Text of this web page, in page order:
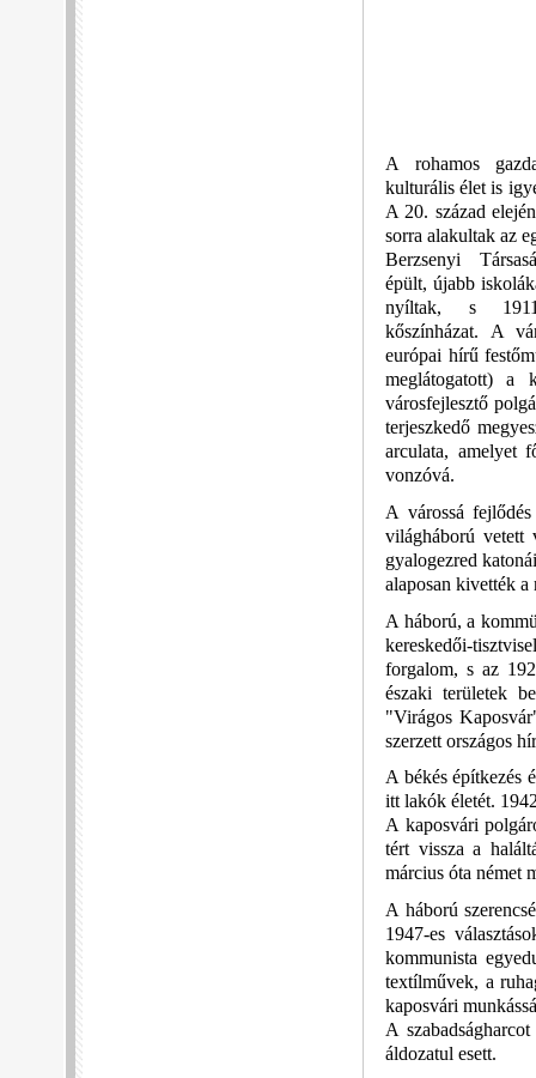
A rohamos
kulturális élet is
A 20. század
sorra alakultak az
Berzsenyi
épült, újabb
nyíltak, s
kőszínházat. A
európai hírű
meglátogatott) a
városfejlesztő
terjeszkedő
arculata, amelyet
vonzóvá.
A várossá
világháború
gyalogezred
alaposan kivették a
A háború, a
kereskedői-
forgalom, s az
északi területek
"Virágos
szerzett országos
A békés építkezés
itt lakók életét.
A kaposvári
tért vissza a
március óta német
A háború
1947-es
kommunista
textílművek, a
kaposvári
A
áldozatul esett.